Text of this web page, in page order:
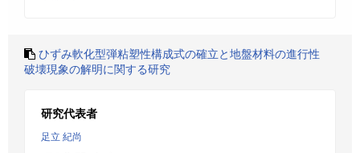
ひずみ軟化型弾粘塑性構成式の確立と地盤材料の進行性
破壊現象の解明に関する研究
研究代表者
足立 紀尚